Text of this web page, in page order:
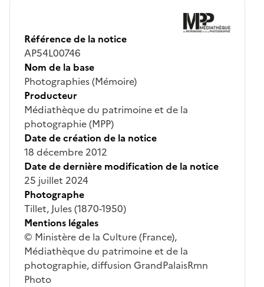
Référence de la notice
AP54L00746
Nom de la base
Photographies (Mémoire)
Producteur
Médiathèque du patrimoine et de la
photographie (MPP)
Date de création de la notice
18 décembre 2012
Date de dernière modification de la notice
25 juillet 2024
Photographe
Tillet, Jules (1870-1950)
Mentions légales
© Ministère de la Culture (France),
Médiathèque du patrimoine et de la
photographie, diffusion GrandPalaisRmn
Photo